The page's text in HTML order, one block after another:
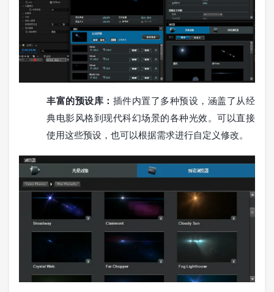
丰富的预设库： 插件内置了多种预设，涵盖了从经
典电影风格到现代科幻场景的各种光效。可以直接
使用这些预设，也可以根据需求进行自定义修改。